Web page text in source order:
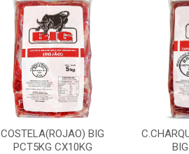
COSTELA(ROJAO) BIG
PCT5KG CX10KG